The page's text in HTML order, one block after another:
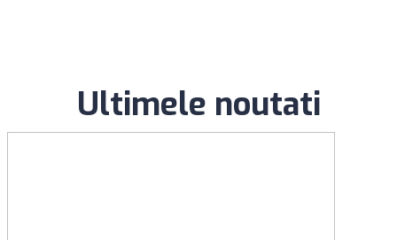
Ultimele noutati